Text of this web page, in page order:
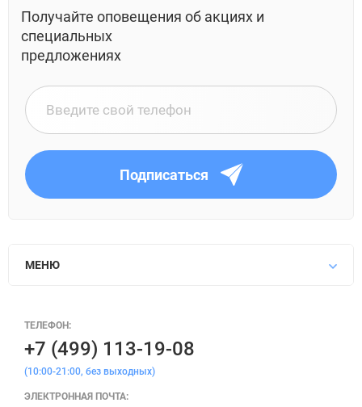
Получайте оповещения об акциях и
специальных
предложениях
Подписаться
МЕНЮ
ТЕЛЕФОН:
+7 (499) 113-19-08
(10:00-21:00, без выходных)
ЭЛЕКТРОННАЯ ПОЧТА: